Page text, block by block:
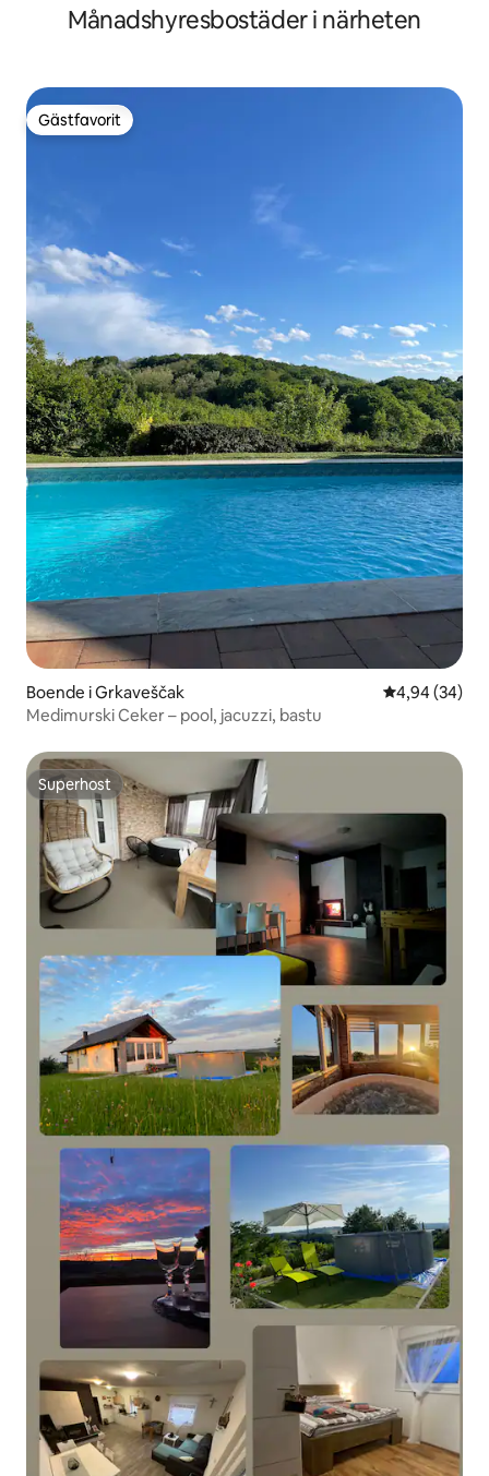
Månadshyresbostäder i närheten
Gästfavorit
Gästfavorit
Boende i Grkaveščak 4,94 av 5 i
4,94 (34)
Medimurski Ceker – pool, jacuzzi, bastu
Superhost
Superhost